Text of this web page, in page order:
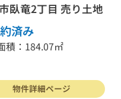
臥竜2丁目 売り土地
済み
積：184.07㎡
物件詳細ページ
物件を売る
行政書士
お問合わせ